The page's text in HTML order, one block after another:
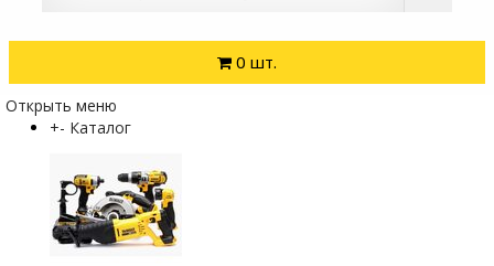
0 шт.
Открыть меню
+- Каталог